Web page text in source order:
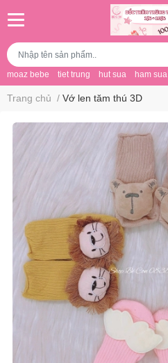
moaz bebe tiet trung hut sua ham sua
Trang chủ / Vớ len tăm thú 3D